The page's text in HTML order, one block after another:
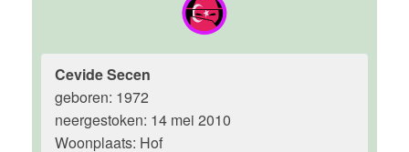
Cevide Secen
geboren: 1972
neergestoken: 14 mei 2010
Woonplaats: Hof